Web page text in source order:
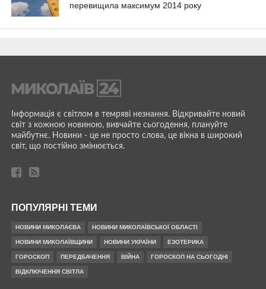
перевищила максимум 2014 року
Інформація є світлом в темряві незнання. Відкривайте новий
світ з кожною новиною, вивчайте сьогодення, плануйте
майбутнє. Новини - це не просто слова, це вікна в широкий
світ, що постійно змінюється.
ПОПУЛЯРНІ ТЕМИ
НОВИНИ МИКОЛАЄВА НОВИНИ МИКОЛАЇВСЬКОЇ ОБЛАСТІ
НОВИНИ МИКОЛАЇВЩИНИ НОВИНИ УКРАЇНИ ЕЗОТЕРИКА
ГОРОСКОП ПЕРЕДБАЧЕННЯ ВІЙНА ГОРОСКОП НА СЬОГОДНІ
ВІДКЛЮЧЕННЯ СВІТЛА